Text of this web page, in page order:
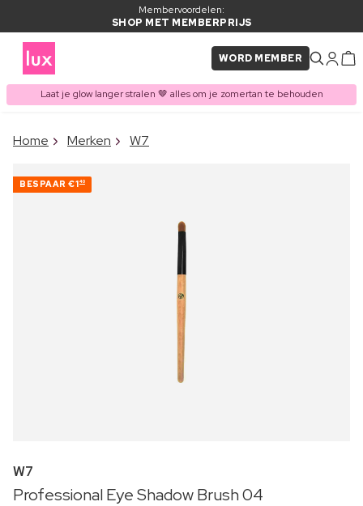
Membervoordelen:
SHOP MET MEMBERPRIJS
WORD MEMBER
Laat je glow langer stralen 🤎 alles om je zomertan te behouden
ITEM TOEGEVOEGD AAN
Home Merken W7
BESPAAR €140
W7
Professional Eye Shadow Brush 04